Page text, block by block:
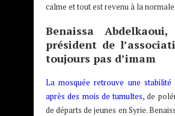
calme et tout est revenu à la normale.
Benaissa Abdelkaoui,
président de
toujours pas d’imam
La mosquée retrouve une stabilité
après des mois de tumultes, de
de départs de jeunes en Syrie.